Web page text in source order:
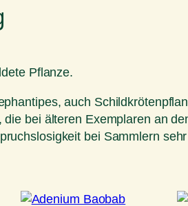
Pflanze.
auch
bei älteren Exemplaren an
bei Sammlern